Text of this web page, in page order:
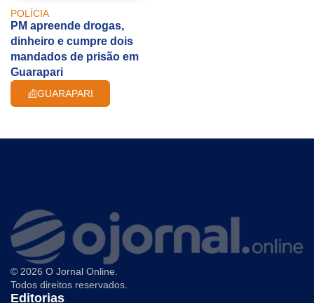
POLÍCIA
PM apreende drogas,
dinheiro e cumpre dois
mandados de prisão em
Guarapari
GUARAPARI
© 2026 O Jornal Online.
Todos direitos reservados.
Editorias